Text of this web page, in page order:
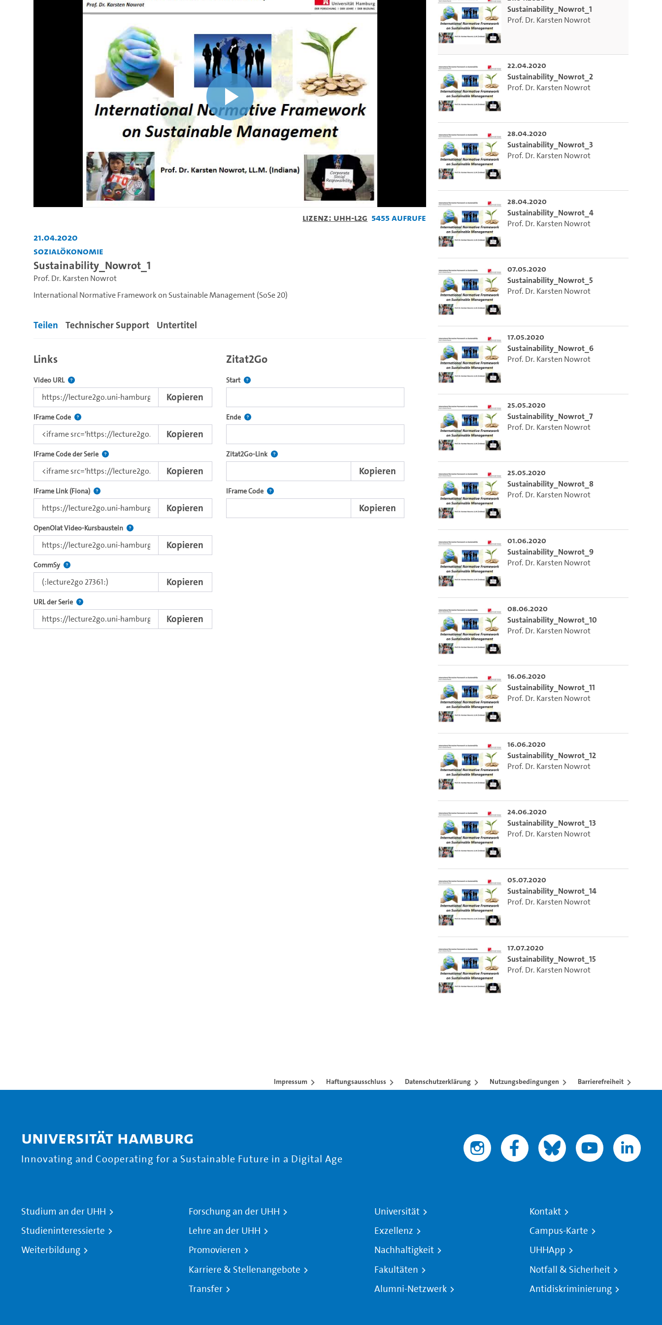
Video
abspielen
Lizenz: UHH-L2G 5455 Aufrufe
21.04.2020
Sozialökonomie
Sustainability_Nowrot_1
Prof. Dr. Karsten Nowrot
International Normative Framework on Sustainable Management (SoSe 20)
Teilen Technischer Support Untertitel
Links
Video URL Der Link zu diesem Video
Kopieren
IFrame Code Nutzen Sie diesen Code, um das Video mit dem Lecture2Go-Videoplayer einzubetten.
Kopieren
IFrame Code der Serie Nutzen Sie diesen Code, um das Video und die komplette Serie mit dem Lecture2Go-Videoplayer einzubetten.
Kopieren
IFrame Link (Fiona) Direkter IFrame-Link zur Weitergabe an externe Web-Applikationen.
Kopieren
OpenOlat Video-Kursbaustein Verwenden Sie diesen Link, um ein Video in den OpenOlat Video-Baustein einzubetten.
Kopieren
CommSy Nutzen Sie diesen Code, um das Video in CommSy einzubetten.
Kopieren
URL der Serie Der Link zur Serie.
Kopieren
Zitat2Go
Start Definiert den Startpunkt für Zitat2Go. Bitte in das Feld klicken, um die aktuelle Zeit auszuwählen.
Ende Definiert den Endpunkt für Zitat2Go. Bitte in das Feld klicken, um die aktuelle Zeit auszuwählen.
Zitat2Go-Link Nach der Auswahl eines Start- und Endpunktes verweist dieser Link auf den Ausschnitt des Videos.
Kopieren
IFrame Code Nutzen Sie diesen Code, um den Auschnitt des Videos mit dem Lecture2Go-Videoplayer einzubetten.
Kopieren
Sustainability_Nowrot_1
Prof. Dr. Karsten Nowrot
22.04.2020
Sustainability_Nowrot_2
Prof. Dr. Karsten Nowrot
28.04.2020
Sustainability_Nowrot_3
Prof. Dr. Karsten Nowrot
28.04.2020
Sustainability_Nowrot_4
Prof. Dr. Karsten Nowrot
07.05.2020
Sustainability_Nowrot_5
Prof. Dr. Karsten Nowrot
17.05.2020
Sustainability_Nowrot_6
Prof. Dr. Karsten Nowrot
25.05.2020
Sustainability_Nowrot_7
Prof. Dr. Karsten Nowrot
25.05.2020
Sustainability_Nowrot_8
Prof. Dr. Karsten Nowrot
01.06.2020
Sustainability_Nowrot_9
Prof. Dr. Karsten Nowrot
08.06.2020
Sustainability_Nowrot_10
Prof. Dr. Karsten Nowrot
16.06.2020
Sustainability_Nowrot_11
Prof. Dr. Karsten Nowrot
16.06.2020
Sustainability_Nowrot_12
Prof. Dr. Karsten Nowrot
24.06.2020
Sustainability_Nowrot_13
Prof. Dr. Karsten Nowrot
05.07.2020
Sustainability_Nowrot_14
Prof. Dr. Karsten Nowrot
17.07.2020
Sustainability_Nowrot_15
Prof. Dr. Karsten Nowrot
Impressum Haftungsausschluss Datenschutzerklärung Nutzungsbedingungen Barrierefreiheit
Universität Hamburg
Innovating and Cooperating for a Sustainable Future in a Digital Age
Studium an der UHH
Studieninteressierte
Weiterbildung
Forschung an der UHH
Lehre an der UHH
Promovieren
Karriere & Stellenangebote
Transfer
Universität
Exzellenz
Nachhaltigkeit
Fakultäten
Alumni-Netzwerk
Kontakt
Campus-Karte
UHHApp
Notfall & Sicherheit
Antidiskriminierung